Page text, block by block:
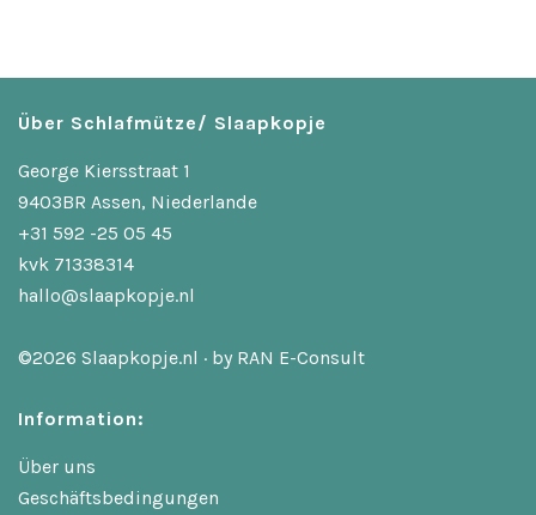
Über Schlafmütze/ Slaapkopje
George Kiersstraat 1
9403BR Assen, Niederlande
+31 592 -25 05 45
kvk 71338314
hallo@slaapkopje.nl
©2026 Slaapkopje.nl · by RAN E-Consult
Information:
Über uns
Geschäftsbedingungen